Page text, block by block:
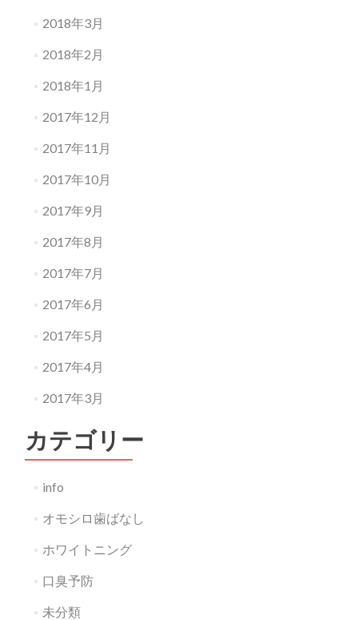
2018年3月
2018年2月
2018年1月
2017年12月
2017年11月
2017年10月
2017年9月
2017年8月
2017年7月
2017年6月
2017年5月
2017年4月
2017年3月
カテゴリー
info
オモシロ歯ばなし
ホワイトニング
口臭予防
未分類